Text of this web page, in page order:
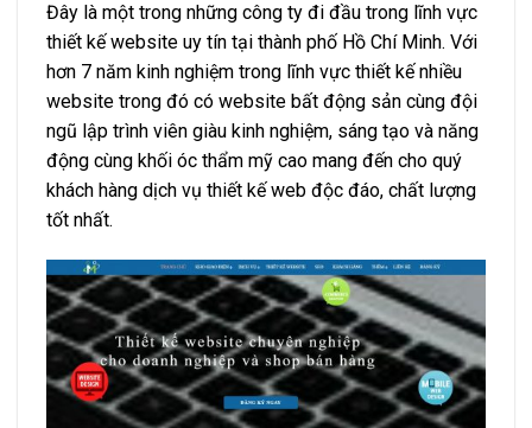
Đây là một trong những công ty đi đầu trong lĩnh vực
thiết kế website uy tín tại thành phố Hồ Chí Minh. Với
hơn 7 năm kinh nghiệm trong lĩnh vực thiết kế nhiều
website trong đó có website bất động sản cùng đội
ngũ lập trình viên giàu kinh nghiệm, sáng tạo và năng
động cùng khối óc thẩm mỹ cao mang đến cho quý
khách hàng dịch vụ thiết kế web độc đáo, chất lượng
tốt nhất.